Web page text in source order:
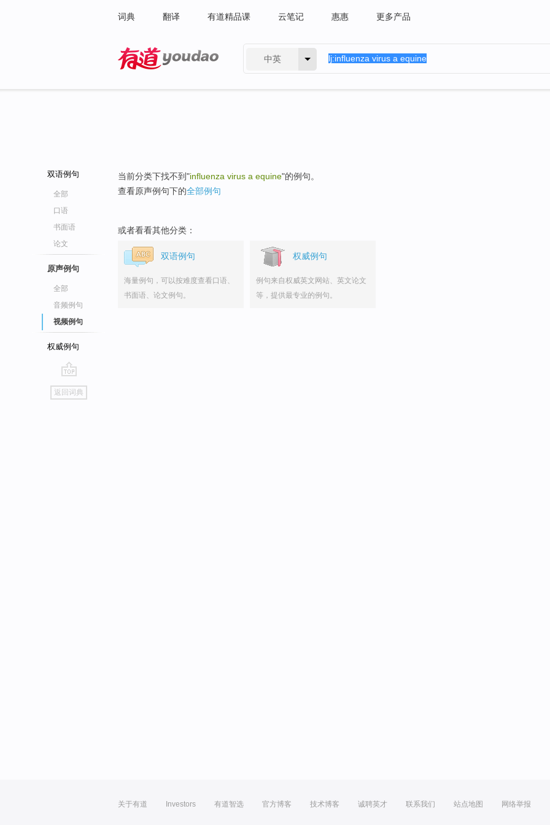
词典 翻译 有道精品课 云笔记 惠惠 更多产品
中英
双语例句
全部
口语
书面语
论文
原声例句
全部
音频例句
视频例句
权威例句
go
top
返回词典
当前分类下找不到"influenza virus a equine"的例句。
查看原声例句下的全部例句
或者看看其他分类：
双语例句
海量例句，可以按难度查看口语、
书面语、论文例句。
权威例句
例句来自权威英文网站、英文论文
等，提供最专业的例句。
关于有道 Investors 有道智选 官方博客 技术博客 诚聘英才 联系我们 站点地图 网络举报